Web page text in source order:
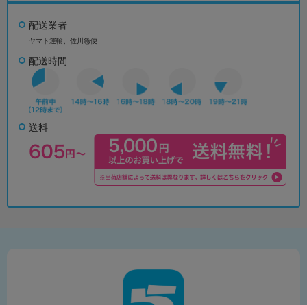
配送業者
ヤマト運輸、佐川急便
配送時間
送料